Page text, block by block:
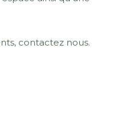
contactez nous.